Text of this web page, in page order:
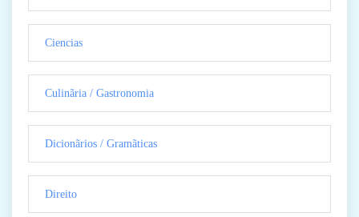
Ciencias
Culinãria / Gastronomia
Dicionãrios / Gramãticas
Direito